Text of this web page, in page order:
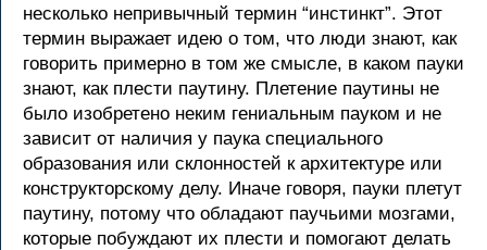
несколько непривычный термин “инстинкт”. Этот
термин выражает идею о том, что люди знают, как
говорить примерно в том же смысле, в каком пауки
знают, как плести паутину. Плетение паутины не
было изобретено неким гениальным пауком и не
зависит от наличия у паука специального
образования или склонностей к архитектуре или
конструкторскому делу. Иначе говоря, пауки плетут
паутину, потому что обладают паучьими мозгами,
которые побуждают их плести и помогают делать